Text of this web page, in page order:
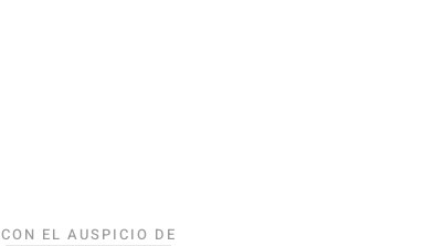
CON EL AUSPICIO DE